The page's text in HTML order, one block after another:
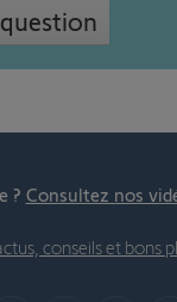
? Consultez nos
conseils et bons